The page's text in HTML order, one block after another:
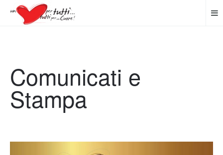
Comunicati e
Stampa